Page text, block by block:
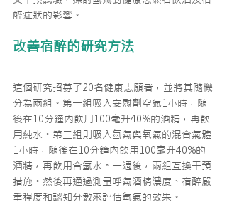
醉症狀的影響。
改善宿醉的研究方法
這個研究招募了20名健康志願者，並將其隨機
分為兩組。第一組吸入安慰劑空氣1小時，隨
後在10分鐘內飲用100毫升40%的酒精，再飲
用純水。第二組則吸入氫氣與氧氣的混合氣體
1小時，隨後在10分鐘內飲用100毫升40%的
酒精，再飲用含氫水。一週後，兩組互換干預
措施。然後再通過測量呼氣酒精濃度、宿醉嚴
重程度和認知分數來評估氫氣的效果。